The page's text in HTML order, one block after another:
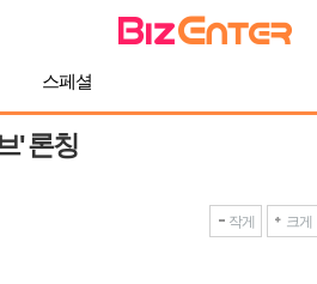
스페셜
' 론칭
작게 크게